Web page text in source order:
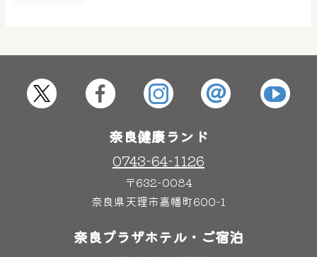
奈良わんぱくランド奈良健康ランド
0743-64-1126
〒632-0084
奈良県天理市嘉幡町600-1
奈良プラザホテル・ご宿泊